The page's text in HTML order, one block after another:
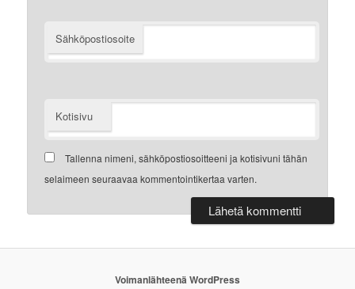
Sähköpostiosoite
Kotisivu
Tallenna nimeni, sähköpostiosoitteeni ja kotisivuni tähän
selaimeen seuraavaa kommentointikertaa varten.
Voimanlähteenä WordPress